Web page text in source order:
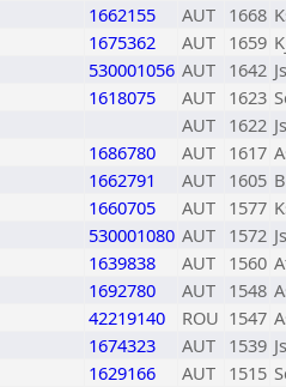
1662155 AUT 1668
1675362 AUT 1659
530001056 AUT 1642
1618075 AUT 1623
AUT 1622
1686780 AUT 1617
1662791 AUT 1605
1660705 AUT 1577
530001080 AUT 1572
1639838 AUT 1560
1692780 AUT 1548
42219140 ROU 1547
1674323 AUT 1539
1629166 AUT 1515